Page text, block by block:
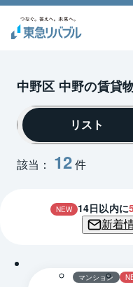
中野区 中野の賃貸
該当： 12件
リスト
NEW 14日以内に
新着
マンション